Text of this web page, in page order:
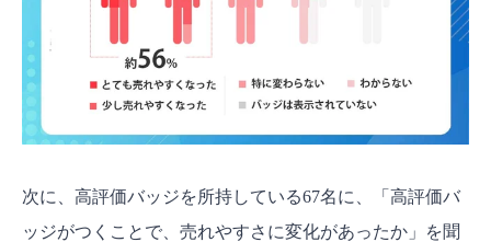
次に、高評価バッジを所持している67名に、「高評価バ
ッジがつくことで、売れやすさに変化があったか」を聞